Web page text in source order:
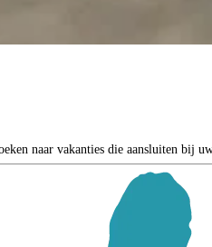
naar vakanties die aansluiten